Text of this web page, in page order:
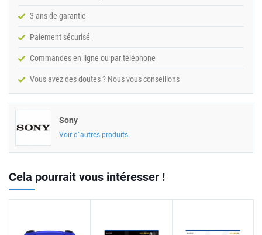
3 ans de garantie
Paiement sécurisé
Commandes en ligne ou par téléphone
Vous avez des doutes ? Nous vous conseillons
Sony
Voir d´autres produits
Cela pourrait vous intéresser !